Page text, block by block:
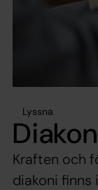
Lyssna
Kraften och
diakoni finns